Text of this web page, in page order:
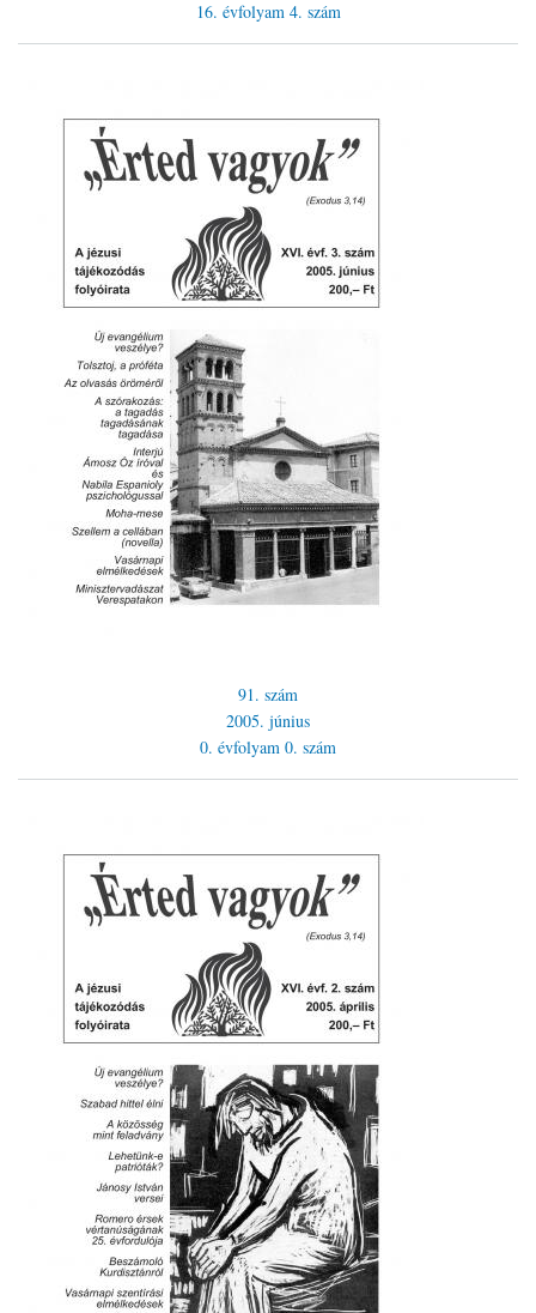
16. évfolyam 4. szám
91. szám
2005. június
0. évfolyam 0. szám